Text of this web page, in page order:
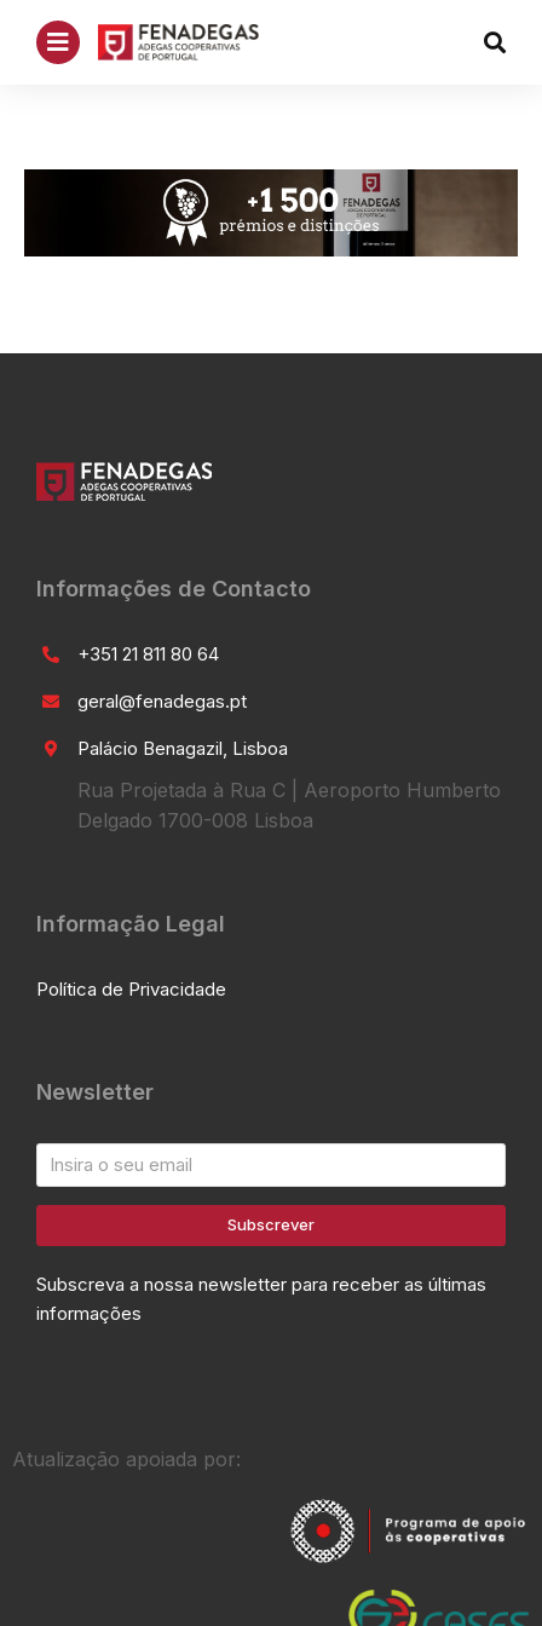
Informações de Contacto
+351 21 811 80 64
geral@fenadegas.pt
Palácio Benagazil, Lisboa
Rua Projetada à Rua C | Aeroporto Humberto
Delgado 1700-008 Lisboa
Informação Legal
Política de Privacidade
Newsletter
Subscrever
Subscreva a nossa newsletter para receber as últimas
informações
Atualização apoiada por: